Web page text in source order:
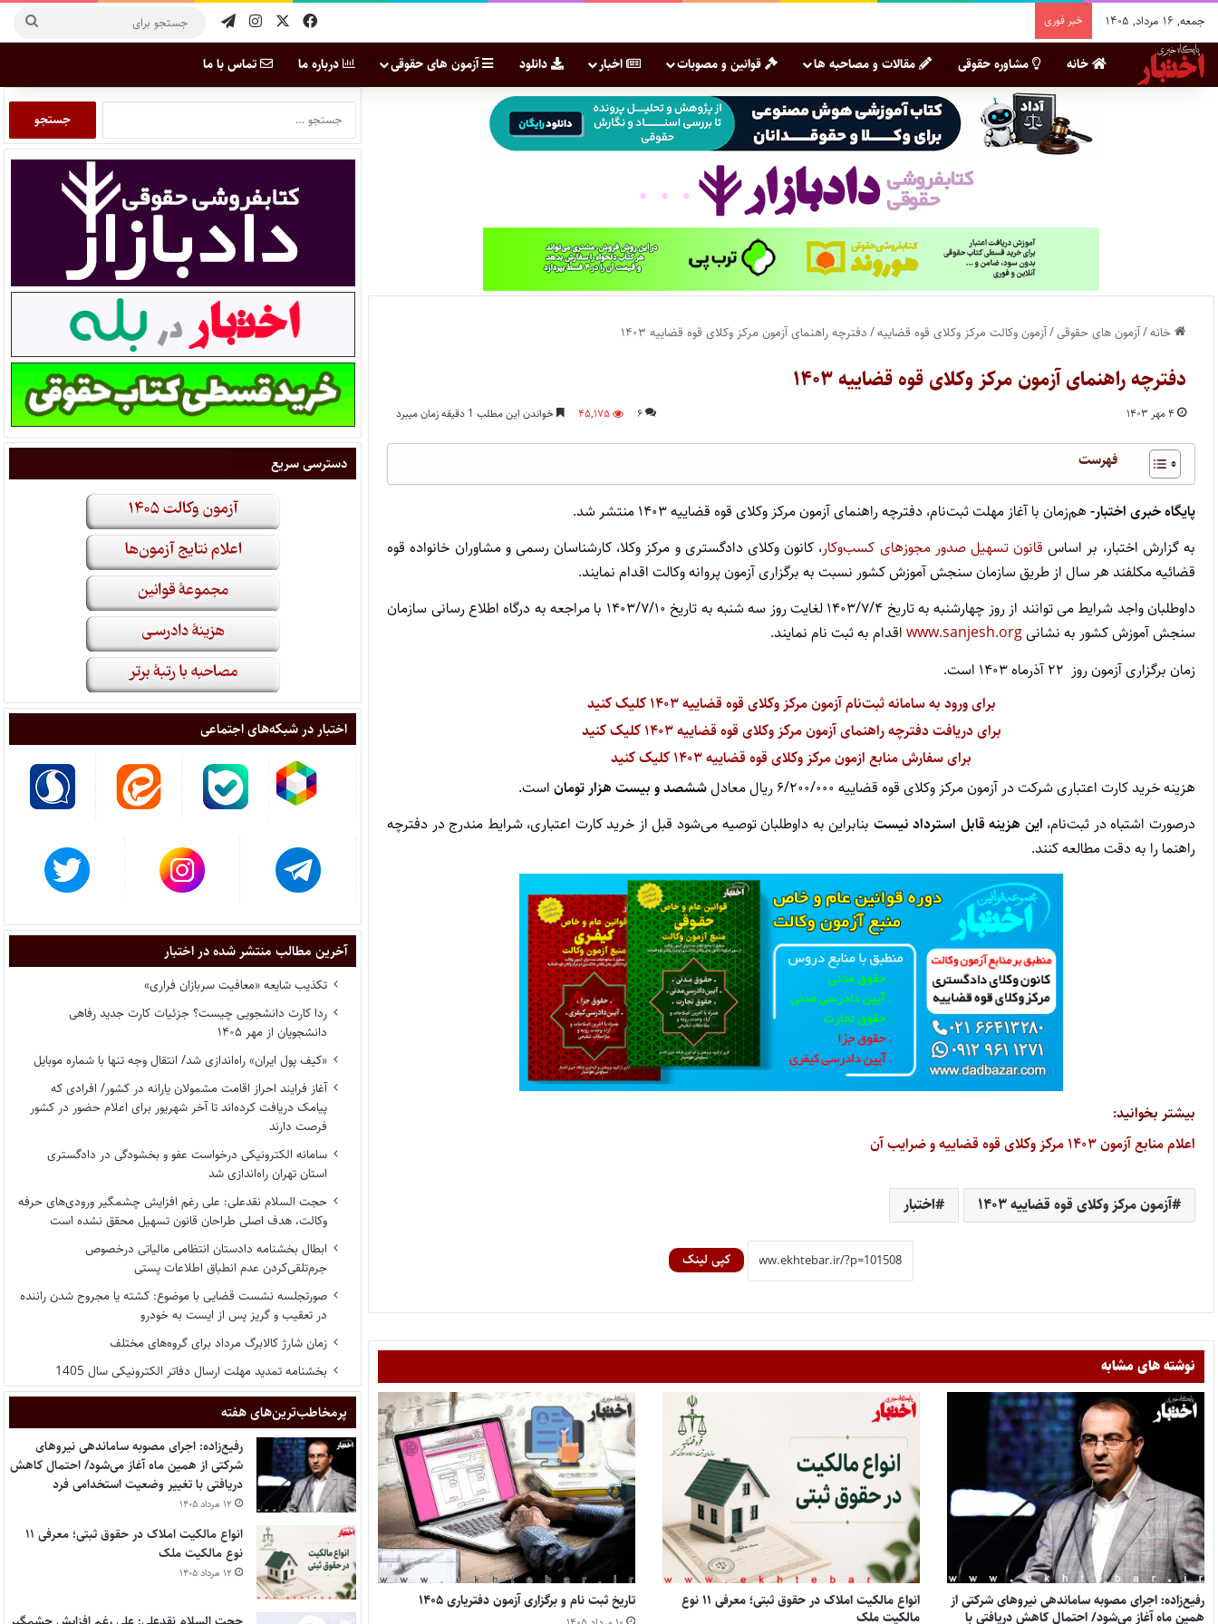
جمعه, ۱۶ مرداد, ۱۴۰۵ خبر فوری
خانه مشاوره حقوقی مقالات و مصاحبه ها قوانین و مصوبات اخبار دانلود آزمون های حقوقی درباره ما تماس با ما
خانه/آزمون های حقوقی/آزمون وکالت مرکز وکلای قوه قضاییه/دفترچه راهنمای آزمون مرکز وکلای قوه قضاییه ۱۴۰۳
دفترچه راهنمای آزمون مرکز وکلای قوه قضاییه ۱۴۰۳
۴ مهر ۱۴۰۳ ۶ ۴۵,۱۷۵ خواندن این مطلب 1 دقیقه زمان میبرد
فهرست
پایگاه خبری اختبار- هم‌زمان با آغاز مهلت ثبت‌نام، دفترچه راهنمای آزمون مرکز وکلای قوه قضاییه ۱۴۰۳ منتشر شد.
به گزارش اختبار، بر اساس قانون تسهیل صدور مجوزهای کسب‌وکار، کانون وکلای دادگستری و مرکز وکلا، کارشناسان رسمی و مشاوران خانواده قوه
قضائیه مکلفند هر سال از طریق سازمان سنجش آموزش کشور نسبت به برگزاری آزمون پروانه وکالت اقدام نمایند.
داوطلبان واجد شرایط می توانند از روز چهارشنبه به تاریخ ۱۴۰۳/۷/۴ لغایت روز سه شنبه به تاریخ ۱۴۰۳/۷/۱۰ با مراجعه به درگاه اطلاع رسانی سازمان
سنجش آموزش کشور به نشانی
اقدام به ثبت نام نمایند.
زمان برگزاری آزمون روز ۲۲ آذرماه ۱۴۰۳ است.
برای ورود به سامانه ثبت‌نام آزمون مرکز وکلای قوه قضاییه ۱۴۰۳ کلیک کنید
برای دریافت دفترچه راهنمای آزمون مرکز وکلای قوه قضاییه ۱۴۰۳ کلیک کنید
برای سفارش منابع ازمون مرکز وکلای قوه قضاییه ۱۴۰۳ کلیک کنید
هزینه خرید کارت اعتباری شرکت در آزمون مرکز وکلای قوه قضاییه ۶/۲۰۰/۰۰۰ ریال معادل ششصد و بیست هزار تومان است.
درصورت اشتباه در ثبت‌نام، این هزینه قابل استرداد نیست بنابراین به داوطلبان توصیه می‌شود قبل از خرید کارت اعتباری، شرایط مندرج در دفترچه
راهنما را به دقت مطالعه کنند.
بیشتر بخوانید:
اعلام منابع آزمون ۱۴۰۳ مرکز وکلای قوه قضاییه و ضرایب آن
آزمون مرکز وکلای قوه قضاییه ۱۴۰۳ اختبار
کپی لینک
نوشته های مشابه
رفیع‌زاده: اجرای مصوبه ساماندهی نیروهای شرکتی از
همین ماه آغاز می‌شود/ احتمال کاهش دریافتی با
انواع مالکیت املاک در حقوق ثبتی؛ معرفی ۱۱ نوع
مالکیت ملک
تاریخ ثبت نام و برگزاری آزمون دفتریاری ۱۴۰۵
دسترسی سریع
اختبار در شبکه‌های اجتماعی
آخرین مطالب منتشر شده در اختبار
تکذیب شایعه «معافیت سربازان فراری»
ردا کارت دانشجویی چیست؟ جزئیات کارت جدید رفاهی
دانشجویان از مهر ۱۴۰۵
«کیف پول ایران» راه‌اندازی شد/ انتقال وجه تنها با شماره موبایل
آغاز فرایند احراز اقامت مشمولان یارانه در کشور/ افرادی که
پیامک دریافت کرده‌اند تا آخر شهریور برای اعلام حضور در کشور
فرصت دارند
سامانه الکترونیکی درخواست عفو و بخشودگی در دادگستری
استان تهران راه‌اندازی شد
حجت السلام نقدعلی: علی رغم افزایش چشمگیر ورودی‌های حرفه
وکالت، هدف اصلی طراحان قانون تسهیل محقق نشده است
ابطال بخشنامه دادستان انتظامی مالیاتی درخصوص
جرم‌تلقی‌کردن عدم انطباق اطلاعات پستی
صورتجلسه نشست قضایی با موضوع: کشته یا مجروح شدن راننده
در تعقیب و گریز پس از ایست به خودرو
زمان شارژ کالابرگ مرداد برای گروه‌های مختلف
بخشنامه تمدید مهلت ارسال دفاتر الکترونیکی سال 1405
پر‌مخاطب‌ترین‌های هفته
رفیع‌زاده: اجرای مصوبه ساماندهی نیروهای
شرکتی از همین ماه آغاز می‌شود/ احتمال کاهش
دریافتی با تغییر وضعیت استخدامی فرد
۱۲ مرداد ۱۴۰۵
انواع مالکیت املاک در حقوق ثبتی؛ معرفی ۱۱
نوع مالکیت ملک
۱۲ مرداد ۱۴۰۵